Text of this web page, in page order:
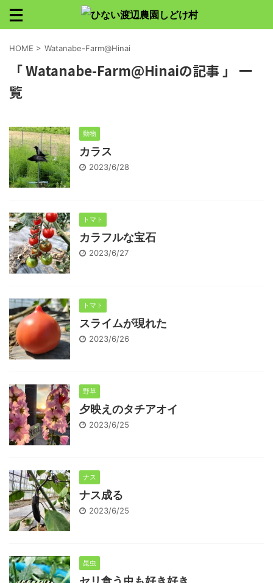
HOME > Watanabe-Farm@Hinai
「 Watanabe-Farm@Hinaiの記事 」 一
覧
動物
カラス
2023/6/28
トマト
カラフルな宝石
2023/6/27
トマト
スライムが現れた
2023/6/26
野草
夕映えのタチアオイ
2023/6/25
ナス
ナス成る
2023/6/25
昆虫